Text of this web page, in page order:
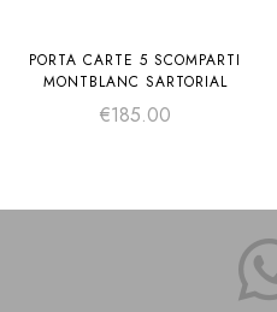
PORTA CARTE 5 SCOMPARTI
MONTBLANC SARTORIAL
€185.00